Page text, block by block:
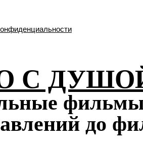
С
до